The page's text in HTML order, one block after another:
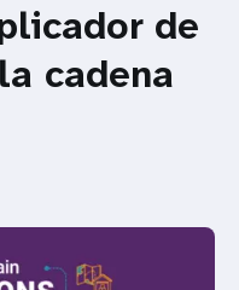
de
cadena